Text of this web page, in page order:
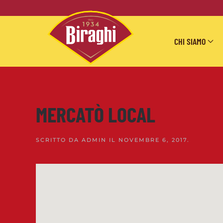
Skip to main content
CHI SIAMO
MERCATÒ LOCAL
SCRITTO DA ADMIN IL NOVEMBRE 6, 2017.